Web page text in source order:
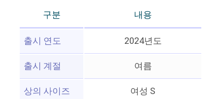
구분
내용
출시 연도
2024년도
출시 계절
여름
상의 사이즈
여성 S